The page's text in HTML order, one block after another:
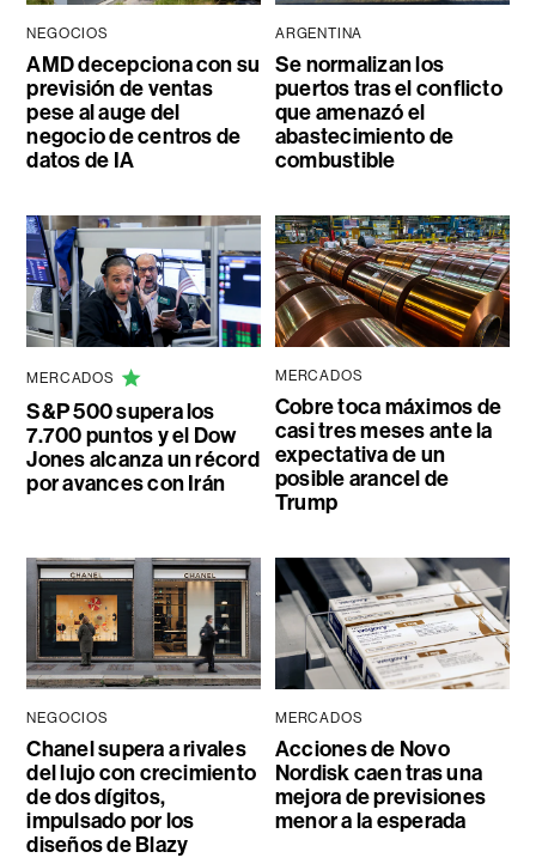
NEGOCIOS
AMD decepciona con su
previsión de ventas
pese al auge del
negocio de centros de
datos de IA
ARGENTINA
Se normalizan los
puertos tras el conflicto
que amenazó el
abastecimiento de
combustible
MERCADOS
S&P 500 supera los
7.700 puntos y el Dow
Jones alcanza un récord
por avances con Irán
MERCADOS
Cobre toca máximos de
casi tres meses ante la
expectativa de un
posible arancel de
Trump
NEGOCIOS
Chanel supera a rivales
del lujo con crecimiento
de dos dígitos,
impulsado por los
diseños de Blazy
MERCADOS
Acciones de Novo
Nordisk caen tras una
mejora de previsiones
menor a la esperada